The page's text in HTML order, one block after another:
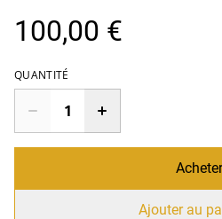
100,00 €
QUANTITÉ
Acheter
Ajouter au